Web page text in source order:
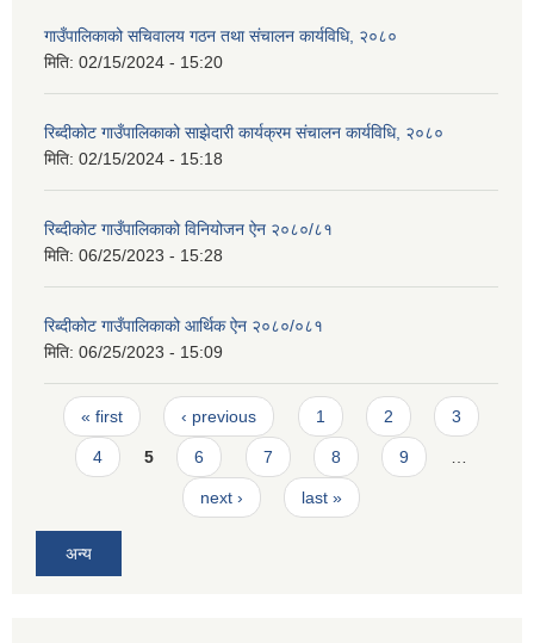
गाउँपालिकाको सचिवालय गठन तथा संचालन कार्यविधि, २०८०
मिति: 02/15/2024 - 15:20
रिब्दीकोट गाउँपालिकाको साझेदारी कार्यक्रम संचालन कार्यविधि, २०८०
मिति: 02/15/2024 - 15:18
रिब्दीकोट गाउँपालिकाको विनियोजन ऐन २०८०/८१
मिति: 06/25/2023 - 15:28
रिब्दीकोट गाउँपालिकाको आर्थिक ऐन २०८०/०८१
मिति: 06/25/2023 - 15:09
Pages
« first ‹ previous 1 2 3
4 5 6 7 8 9 …
next › last »
अन्य